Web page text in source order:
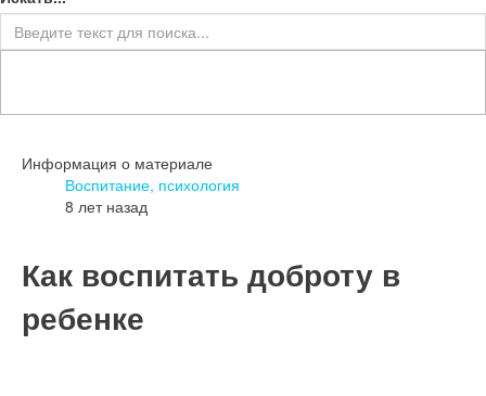
Информация о материале
Воспитание, психология
8 лет назад
Как воспитать доброту в
ребенке